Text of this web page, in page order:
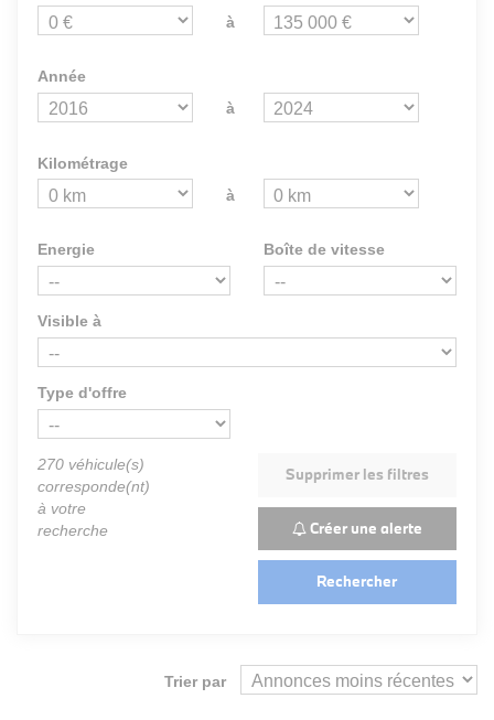
à
Année
à
Kilométrage
à
Energie Boîte de vitesse
Visible à
Type d'offre
270 véhicule(s)
corresponde(nt)
à votre
recherche
Supprimer les filtres
Créer une alerte
Rechercher
Trier par